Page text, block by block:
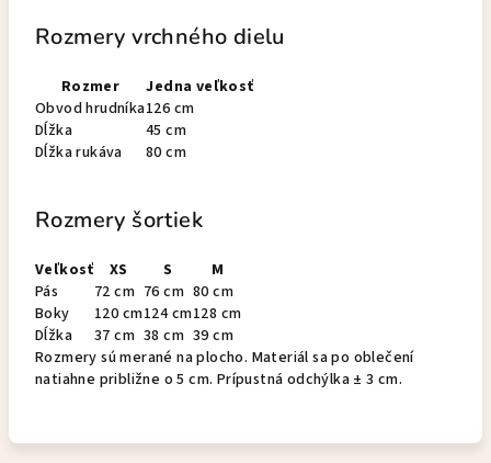
Rozmery vrchného dielu
Rozmer
Jedna veľkosť
Obvod hrudníka126 cm
Dĺžka
45 cm
Dĺžka rukáva
80 cm
Rozmery šortiek
Veľkosť XS S
M
Pás
72 cm 76 cm 80 cm
Boky
120 cm124 cm128 cm
Dĺžka
37 cm 38 cm 39 cm
Rozmery sú merané na plocho. Materiál sa po oblečení
natiahne približne o 5 cm. Prípustná odchýlka ± 3 cm.